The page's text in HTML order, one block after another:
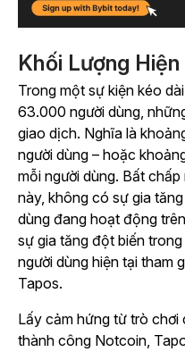
Khối Lượng
Trong một sự kiện kéo
63.000 người dùng,
giao dịch. Nghĩa là
người dùng – hoặc
mỗi người dùng. Bất
này, không có sự gia
dùng đang hoạt động
sự gia tăng đột biến
người dùng hiện tại tham
Tapos.
Lấy cảm hứng từ trò chơi
thành công Notcoin,